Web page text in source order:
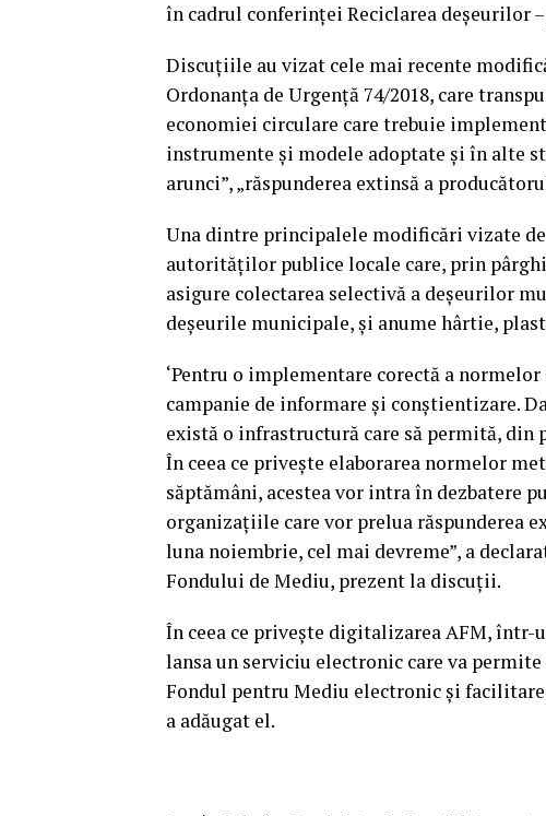
în cadrul conferinţei Reciclarea deşeurilor
Discuţiile au vizat cele mai recente
Ordonanţa de Urgenţă 74/2018, care
economiei circulare care trebuie
instrumente şi modele adoptate şi în alte
arunci”, „răspunderea extinsă a
Una dintre principalele modificări vizate
autorităţilor publice locale care, prin
asigure colectarea selectivă a deşeurilor
deşeurile municipale, şi anume hârtie,
‘Pentru o implementare corectă a normelor
campanie de informare şi conştientizare.
există o infrastructură care să permită, din
În ceea ce priveşte elaborarea normelor
săptămâni, acestea vor intra în dezbatere
organizaţiile care vor prelua răspunderea
luna noiembrie, cel mai devreme”, a
Fondului de Mediu, prezent la discuţii.
În ceea ce priveşte digitalizarea AFM,
lansa un serviciu electronic care va
Fondul pentru Mediu electronic şi
a adăugat el.